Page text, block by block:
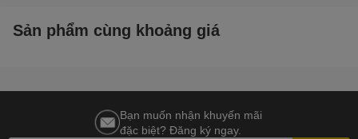
Sản phẩm cùng khoảng giá
Bạn muốn nhận khuyến mãi
đặc biệt? Đăng ký ngay.